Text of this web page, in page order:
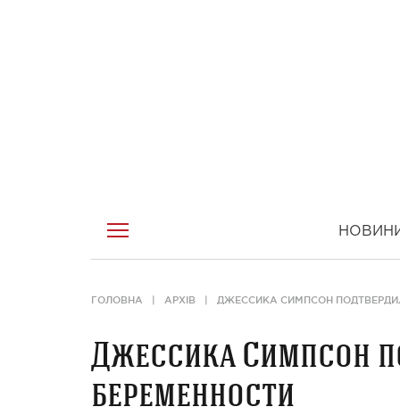
ГОЛОВНА АРХІВ ДЖЕССИКА СИМПСОН
Джессика Симпсон
беременности